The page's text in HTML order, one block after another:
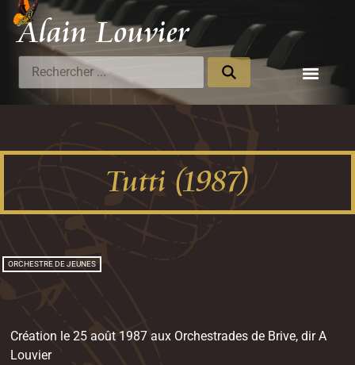
Alain LouvierCompositeur
Tutti (1987)
ORCHESTRE DE JEUNES
Création le 25 août 1987 aux Orchestrades de Brive, dir A
Louvier